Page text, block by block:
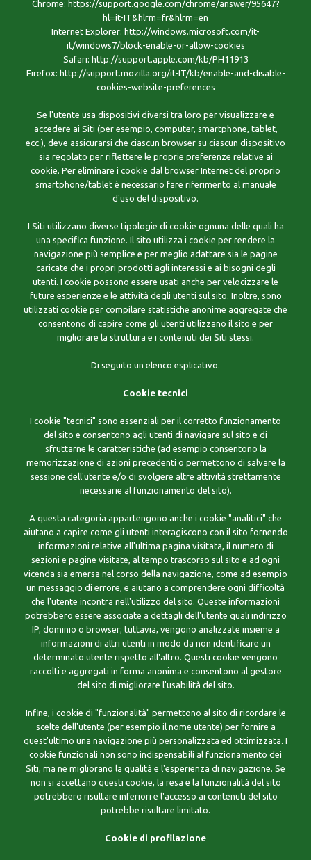
Chrome: https://support.google.com/chrome/answer/95647?
hl=it-IT&hlrm=fr&hlrm=en
Internet Explorer: http://windows.microsoft.com/it-
it/windows7/block-enable-or-allow-cookies
Safari: http://support.apple.com/kb/PH11913
Firefox: http://support.mozilla.org/it-IT/kb/enable-and-disable-
cookies-website-preferences
Se l'utente usa dispositivi diversi tra loro per visualizzare e
accedere ai Siti (per esempio, computer, smartphone, tablet,
ecc.), deve assicurarsi che ciascun browser su ciascun dispositivo
sia regolato per riflettere le proprie preferenze relative ai
cookie. Per eliminare i cookie dal browser Internet del proprio
smartphone/tablet è necessario fare riferimento al manuale
d'uso del dispositivo.
I Siti utilizzano diverse tipologie di cookie ognuna delle quali ha
una specifica funzione. Il sito utilizza i cookie per rendere la
navigazione più semplice e per meglio adattare sia le pagine
caricate che i propri prodotti agli interessi e ai bisogni degli
utenti. I cookie possono essere usati anche per velocizzare le
future esperienze e le attività degli utenti sul sito. Inoltre, sono
utilizzati cookie per compilare statistiche anonime aggregate che
consentono di capire come gli utenti utilizzano il sito e per
migliorare la struttura e i contenuti dei Siti stessi.
Di seguito un elenco esplicativo.
Cookie tecnici
I cookie "tecnici" sono essenziali per il corretto funzionamento
del sito e consentono agli utenti di navigare sul sito e di
sfruttarne le caratteristiche (ad esempio consentono la
memorizzazione di azioni precedenti o permettono di salvare la
sessione dell'utente e/o di svolgere altre attività strettamente
necessarie al funzionamento del sito).
A questa categoria appartengono anche i cookie "analitici" che
aiutano a capire come gli utenti interagiscono con il sito fornendo
informazioni relative all'ultima pagina visitata, il numero di
sezioni e pagine visitate, al tempo trascorso sul sito e ad ogni
vicenda sia emersa nel corso della navigazione, come ad esempio
un messaggio di errore, e aiutano a comprendere ogni difficoltà
che l'utente incontra nell'utilizzo del sito. Queste informazioni
potrebbero essere associate a dettagli dell'utente quali indirizzo
IP, dominio o browser; tuttavia, vengono analizzate insieme a
informazioni di altri utenti in modo da non identificare un
determinato utente rispetto all'altro. Questi cookie vengono
raccolti e aggregati in forma anonima e consentono al gestore
del sito di migliorare l'usabilità del sito.
Infine, i cookie di "funzionalità" permettono al sito di ricordare le
scelte dell'utente (per esempio il nome utente) per fornire a
quest'ultimo una navigazione più personalizzata ed ottimizzata. I
cookie funzionali non sono indispensabili al funzionamento dei
Siti, ma ne migliorano la qualità e l'esperienza di navigazione. Se
non si accettano questi cookie, la resa e la funzionalità del sito
potrebbero risultare inferiori e l'accesso ai contenuti del sito
potrebbe risultare limitato.
Cookie di profilazione